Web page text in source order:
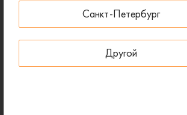
Санкт-Петербург
Другой